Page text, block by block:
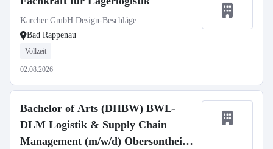
Karcher GmbH Design-Beschläge
Bad Rappenau
Vollzeit
02.08.2026
Bachelor of Arts (DHBW) BWL-
DLM Logistik & Supply Chain
Management (m/w/d) Obersontheim